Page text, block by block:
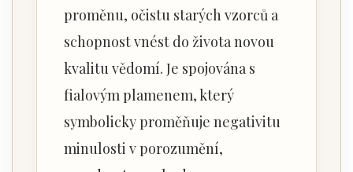
proměnu, očistu starých vzorců a
schopnost vnést do života novou
kvalitu vědomí. Je spojována s
fialovým plamenem, který
symbolicky proměňuje negativitu
minulosti v porozumění,